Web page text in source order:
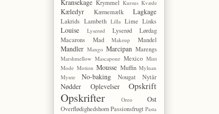
Kransekage Krymmel Kursus Kvæde
Kæledyr Kærnemælk Lagkage
Lakrids Lambeth Lilla Lime Links
Louise Lyserød
Lyserød Lørdag
Macarons
Mad Makeup Mandel
Mandler Mango Marcipan Marengs
Marshmellow Mascapone Mexico Mint
Mode Motion Mousse Muffin Mylnan
Mynte
No-baking Nougat Nytår
Nødder Oplevelser Opskrift
Opskrifter Oreo Ost
Overflødighedshorn Passionsfrugt Pasta